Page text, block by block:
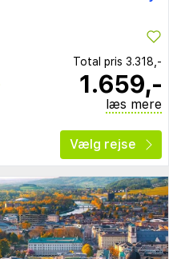
Total pris 3.318,-
1.659,-
læs mere
Vælg rejse